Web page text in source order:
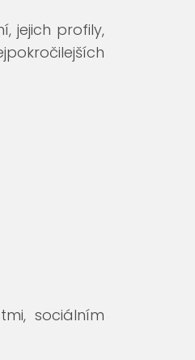
jejich profily,
sociálním